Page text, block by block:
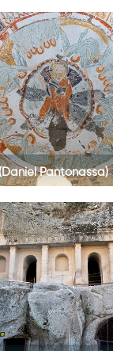
Pantonassa)